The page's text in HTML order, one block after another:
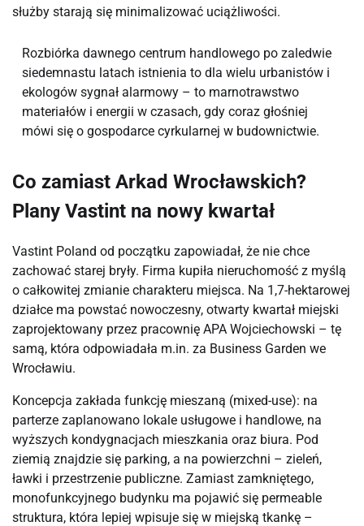
służby starają się minimalizować uciążliwości.
Rozbiórka dawnego centrum handlowego po zaledwie
siedemnastu latach istnienia to dla wielu urbanistów i
ekologów sygnał alarmowy – to marnotrawstwo
materiałów i energii w czasach, gdy coraz głośniej
mówi się o gospodarce cyrkularnej w budownictwie.
Co zamiast Arkad Wrocławskich?
Plany Vastint na nowy kwartał
Vastint Poland od początku zapowiadał, że nie chce
zachować starej bryły. Firma kupiła nieruchomość z myślą
o całkowitej zmianie charakteru miejsca. Na 1,7-hektarowej
działce ma powstać nowoczesny, otwarty kwartał miejski
zaprojektowany przez pracownię APA Wojciechowski – tę
samą, która odpowiadała m.in. za Business Garden we
Wrocławiu.
Koncepcja zakłada funkcję mieszaną (mixed-use): na
parterze zaplanowano lokale usługowe i handlowe, na
wyższych kondygnacjach mieszkania oraz biura. Pod
ziemią znajdzie się parking, a na powierzchni – zieleń,
ławki i przestrzenie publiczne. Zamiast zamkniętego,
monofunkcyjnego budynku ma pojawić się permeable
struktura, która lepiej wpisuje się w miejską tkankę –